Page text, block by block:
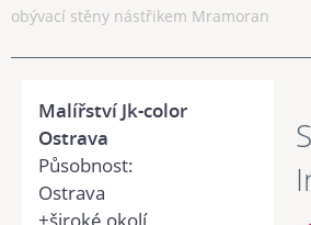
obývací stěny nástřikem Mramoran
Malířství Jk-color
Ostrava
Působnost:
Ostrava